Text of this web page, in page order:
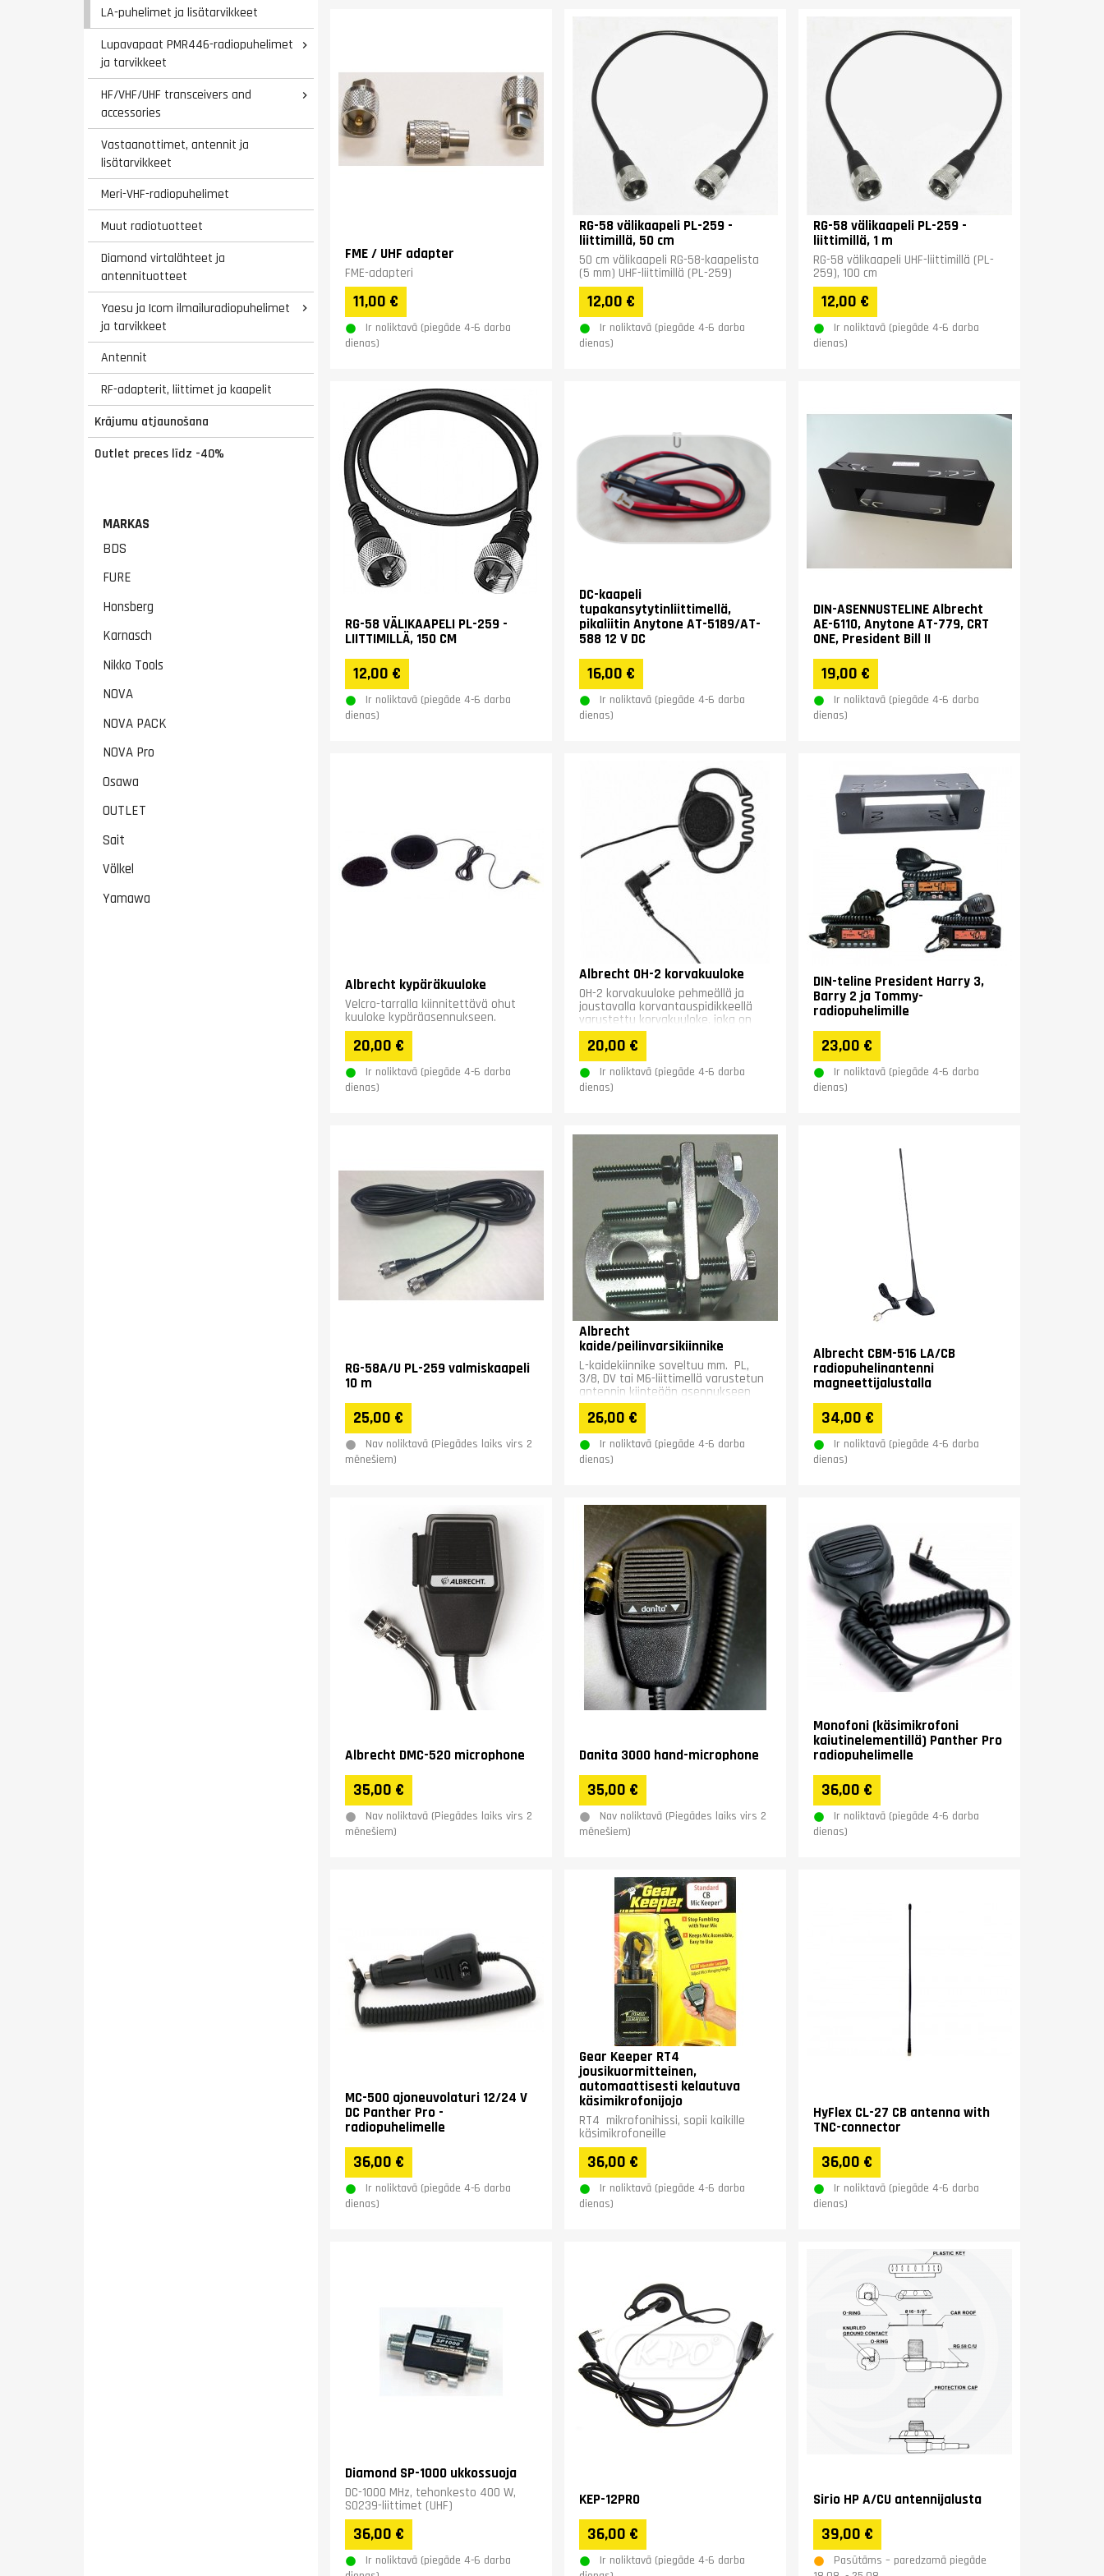
LA-puhelimet ja lisätarvikkeet
Lupavapaat PMR446-radiopuhelimet
ja tarvikkeet

HF/VHF/UHF transceivers and
accessories

Vastaanottimet, antennit ja
lisätarvikkeet
Meri-VHF-radiopuhelimet
Muut radiotuotteet
Diamond virtalähteet ja
antennituotteet
Yaesu ja Icom ilmailuradiopuhelimet
ja tarvikkeet

Antennit
RF-adapterit, liittimet ja kaapelit
Krājumu atjaunošana
Outlet preces līdz -40%
MARKAS
BDS
FURE
Honsberg
Karnasch
Nikko Tools
NOVA
NOVA PACK
NOVA Pro
Osawa
OUTLET
Sait
Völkel
Yamawa
FME / UHF adapter
FME-adapteri
11,00 €
Ir noliktavā (piegāde 4-6 darba
dienas)
RG-58 välikaapeli PL-259 -
liittimillä, 50 cm
50 cm välikaapeli RG-58-kaapelista
(5 mm) UHF-liittimillä (PL-259)
12,00 €
Ir noliktavā (piegāde 4-6 darba
dienas)
RG-58 välikaapeli PL-259 -
liittimillä, 1 m
RG-58 välikaapeli UHF-liittimillä (PL-
259), 100 cm
12,00 €
Ir noliktavā (piegāde 4-6 darba
dienas)
RG-58 VÄLIKAAPELI PL-259 -
LIITTIMILLÄ, 150 CM
12,00 €
Ir noliktavā (piegāde 4-6 darba
dienas)
DC-kaapeli
tupakansytytinliittimellä,
pikaliitin Anytone AT-5189/AT-
588 12 V DC
16,00 €
Ir noliktavā (piegāde 4-6 darba
dienas)
DIN-ASENNUSTELINE Albrecht
AE-6110, Anytone AT-779, CRT
ONE, President Bill II
19,00 €
Ir noliktavā (piegāde 4-6 darba
dienas)
Albrecht kypäräkuuloke
Velcro-tarralla kiinnitettävä ohut
kuuloke kypäräasennukseen.
20,00 €
Ir noliktavā (piegāde 4-6 darba
dienas)
Albrecht OH-2 korvakuuloke
OH-2 korvakuuloke pehmeällä ja
joustavalla korvantauspidikkeellä
varustettu korvakuuloke, joka on
miellyttävä käyttää...
20,00 €
Ir noliktavā (piegāde 4-6 darba
dienas)
DIN-teline President Harry 3,
Barry 2 ja Tommy-
radiopuhelimille
23,00 €
Ir noliktavā (piegāde 4-6 darba
dienas)
RG-58A/U PL-259 valmiskaapeli
10 m
25,00 €
Nav noliktavā (Piegādes laiks virs 2
mēnešiem)
Albrecht
kaide/peilinvarsikiinnike
L-kaidekiinnike soveltuu mm. PL,
3/8, DV tai M6-liittimellä varustetun
antennin kiinteään asennukseen
26,00 €
Ir noliktavā (piegāde 4-6 darba
dienas)
Albrecht CBM-516 LA/CB
radiopuhelinantenni
magneettijalustalla
34,00 €
Ir noliktavā (piegāde 4-6 darba
dienas)
Albrecht DMC-520 microphone
35,00 €
Nav noliktavā (Piegādes laiks virs 2
mēnešiem)
Danita 3000 hand-microphone
35,00 €
Nav noliktavā (Piegādes laiks virs 2
mēnešiem)
Monofoni (käsimikrofoni
kaiutinelementillä) Panther Pro
radiopuhelimelle
36,00 €
Ir noliktavā (piegāde 4-6 darba
dienas)
MC-500 ajoneuvolaturi 12/24 V
DC Panther Pro -
radiopuhelimelle
36,00 €
Ir noliktavā (piegāde 4-6 darba
dienas)
Gear Keeper RT4
jousikuormitteinen,
automaattisesti kelautuva
käsimikrofonijojo
RT4 mikrofonihissi, sopii kaikille
käsimikrofoneille
36,00 €
Ir noliktavā (piegāde 4-6 darba
dienas)
HyFlex CL-27 CB antenna with
TNC-connector
36,00 €
Ir noliktavā (piegāde 4-6 darba
dienas)
Diamond SP-1000 ukkossuoja
DC-1000 MHz, tehonkesto 400 W,
SO239-liittimet (UHF)
36,00 €
Ir noliktavā (piegāde 4-6 darba
KEP-12PRO
36,00 €
Ir noliktavā (piegāde 4-6 darba
Sirio HP A/CU antennijalusta
39,00 €
Pasūtāms – paredzamā piegāde